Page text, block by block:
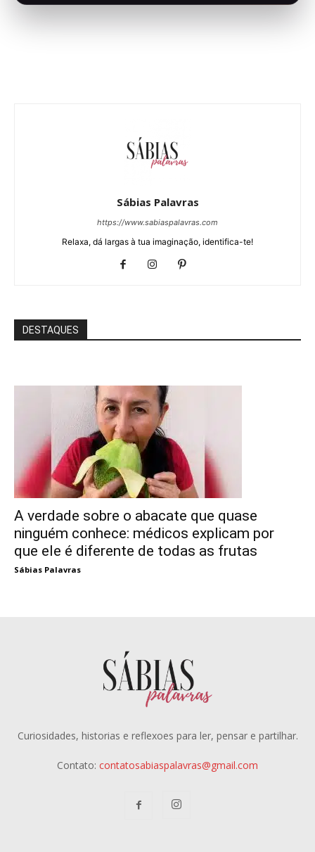
Sábias Palavras
https://www.sabiaspalavras.com
Relaxa, dá largas à tua imaginação, identifica-te!
DESTAQUES
A verdade sobre o abacate que quase
ninguém conhece: médicos explicam por
que ele é diferente de todas as frutas
Sábias Palavras
Curiosidades, historias e reflexoes para ler, pensar e partilhar.
Contato: contatosabiaspalavras@gmail.com